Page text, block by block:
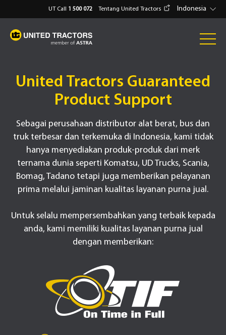
UT Call 1 500 072 Tentang United Tractors Indonesia
United Tractors Guaranteed
Product Support
Sebagai perusahaan distributor alat berat, bus dan
truk terbesar dan terkemuka di Indonesia, kami tidak
hanya menyediakan produk-produk dari merk
ternama dunia seperti Komatsu, UD Trucks, Scania,
Bomag, Tadano tetapi juga memberikan pelayanan
prima melalui jaminan kualitas layanan purna jual.
Untuk selalu mempersembahkan yang terbaik kepada
anda, kami memiliki kualitas layanan purna jual
dengan memberikan: